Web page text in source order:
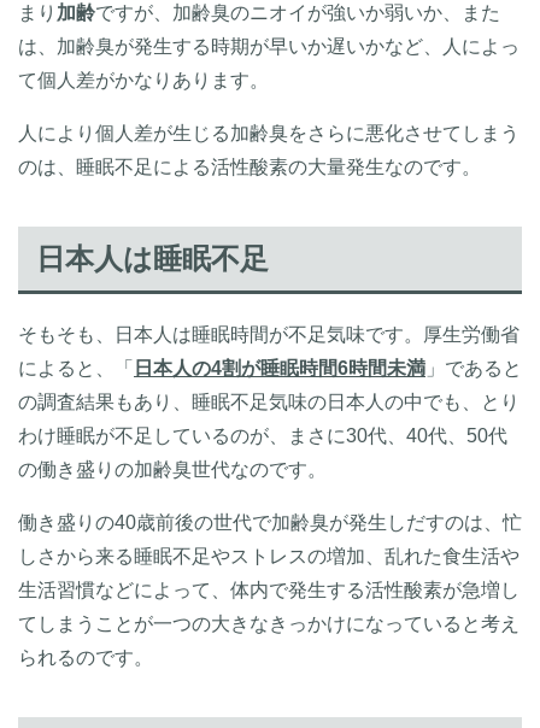
まり 加齢ですが、加齢臭のニオイが強いか弱いか、また
は、加齢臭が発生する時期が早いか遅いかなど、人によっ
て個人差がかなりあります。
人により個人差が生じる加齢臭をさらに悪化させてしまう
のは、睡眠不足による活性酸素の大量発生なのです。
日本人は睡眠不足
そもそも、日本人は睡眠時間が不足気味です。厚生労働省
によると、「 日本人の4割が睡眠時間6時間未満 」であると
の調査結果もあり、睡眠不足気味の日本人の中でも、とり
わけ睡眠が不足しているのが、まさに30代、40代、50代
の働き盛りの加齢臭世代なのです。
働き盛りの40歳前後の世代で加齢臭が発生しだすのは、忙
しさから来る睡眠不足やストレスの増加、乱れた食生活や
生活習慣などによって、体内で発生する活性酸素が急増し
てしまうことが一つの大きなきっかけになっていると考え
られるのです。